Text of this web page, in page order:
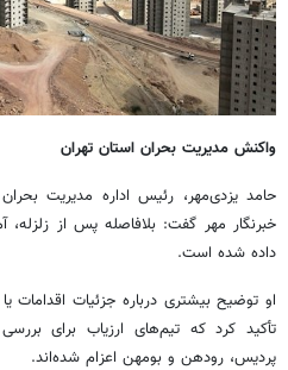
واکنش مدیریت بحران استان تهران
حامد یزدی‌مهر، رئیس اداره مدیریت
خبرنگار مهر گفت: بلافاصله پس از زلزله،
داده شده است.
او توضیح بیشتری درباره جزئیات اقدامات
تأکید کرد که تیم‌های ارزیاب برای
پردیس، رودهن و بومهن اعزام شده‌اند.